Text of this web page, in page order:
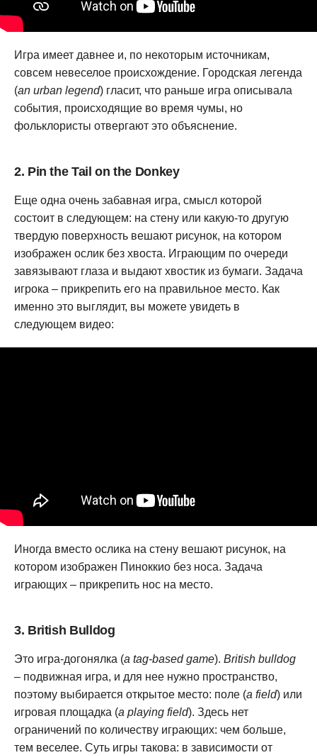
Игра имеет давнее и, по некоторым источникам,
совсем невеселое происхождение. Городская легенда
(an urban legend) гласит, что раньше игра описывала
события, происходящие во время чумы, но
фольклористы отвергают это объяснение.
2. Pin the Tail on the Donkey
Еще одна очень забавная игра, смысл которой
состоит в следующем: на стену или какую-то другую
твердую поверхность вешают рисунок, на котором
изображен ослик без хвоста. Играющим по очереди
завязывают глаза и выдают хвостик из бумаги. Задача
игрока – прикрепить его на правильное место. Как
именно это выглядит, вы можете увидеть в
следующем видео:
Иногда вместо ослика на стену вешают рисунок, на
котором изображен Пиноккио без носа. Задача
играющих – прикрепить нос на место.
3. British Bulldog
Это игра-догонялка (a tag-based game). British bulldog
– подвижная игра, и для нее нужно пространство,
поэтому выбирается открытое место: поле (a field) или
игровая площадка (a playing field). Здесь нет
ограничений по количеству играющих: чем больше,
тем веселее. Суть игры такова: в зависимости от